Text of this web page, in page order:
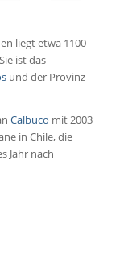
liegt etwa 1100
ist das
und der Provinz
Calbuco mit 2003
in Chile, die
Jahr nach